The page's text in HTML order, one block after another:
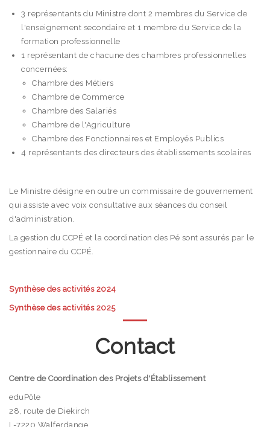
3 représentants du Ministre dont 2 membres du Service de
l'enseignement secondaire et 1 membre du Service de la
formation professionnelle
1 représentant de chacune des chambres professionnelles
concernées:
Chambre des Métiers
Chambre de Commerce
Chambre des Salariés
Chambre de l'Agriculture
Chambre des Fonctionnaires et Employés Publics
4 représentants des directeurs des établissements scolaires
Le Ministre désigne en outre un commissaire de gouvernement
qui assiste avec voix consultative aux séances du conseil
d'administration.
La gestion du CCPÉ et la coordination des Pé sont assurés par le
gestionnaire du CCPÉ.
Synthèse des activités 2024
Synthèse des activités 2025
Contact
Centre de Coordination des Projets d'Établissement
eduPôle
28, route de Diekirch
L-7220 Walferdange